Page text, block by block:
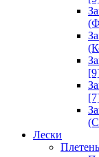
Лески